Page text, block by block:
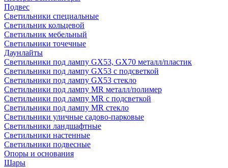
Подвес
Светильники специальные
Светильник кольцевой
Светильник мебельный
Светильники точечные
Даунлайты
Светильники под лампу GX53, GX70 металл/пластик
Светильники под лампу GX53 с подсветкой
Светильники под лампу GX53 стекло
Светильники под лампу MR металл/полимер
Светильники под лампу MR с подсветкой
Светильники под лампу MR стекло
Светильники уличные садово-парковые
Светильники ландшафтные
Светильники настенные
Светильники подвесные
Опоры и основания
Шары